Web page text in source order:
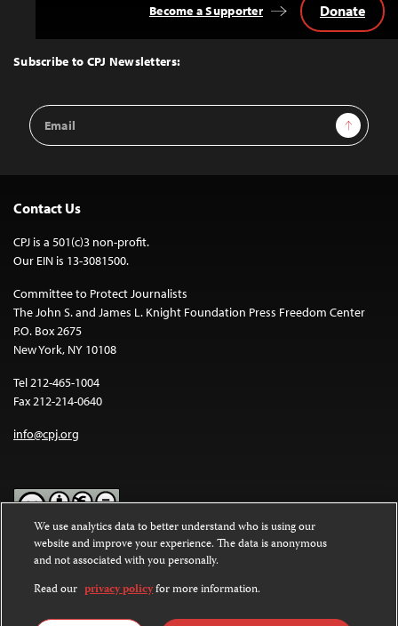
Top
Subscribe to CPJ Newsletters:
Email
Address
Sign Up
Become a Supporter Donate
Contact Us
CPJ is a 501(c)3 non-profit.
Our EIN is 13-3081500.
Committee to Protect Journalists
The John S. and James L. Knight Foundation Press Freedom Center
P.O. Box 2675
New York, NY 10108
Tel 212-465-1004
Fax 212-214-0640
info@cpj.org
Except where noted, text on this website is licensed under a
Commons Attribution-NonCommercial-NoDerivatives 4.0
International License.
Images and other media are not covered by the Creative Commons
We use analytics data to better understand who is using our
website and improve your experience. The data is anonymous
and not associated with you personally.
Read our privacy policyfor more information.